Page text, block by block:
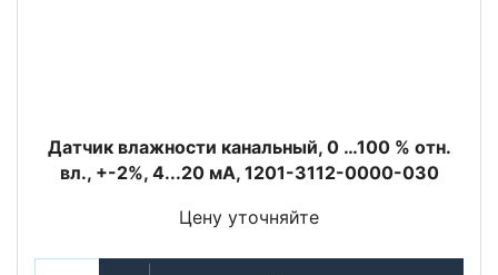
Датчик влажности канальный, 0 …100 % отн.
вл., +-2%, 4...20 мA, 1201-3112-0000-030
Цену уточняйте